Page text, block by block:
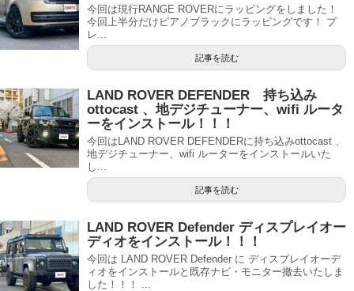
今回は現行RANGE ROVERにラッピングをしました！
今回上半分だけピアノブラックにラッピングです！ プ
レ...
記事を読む
LAND ROVER DEFENDER 持ち込み
ottocast 、地デジチューナー、wifi ルータ
ーをインストール！！！
今回はLAND ROVER DEFENDERに持ち込みottocast 、
地デジチューナー、wifi ルーターをインストールいた
し...
記事を読む
LAND ROVER Defender ディスプレイオー
ディオをインストール！！！
今回は LAND ROVER Defender に ディスプレイオーデ
ィオをインストールと既存ナビ・モニター撤去いたしま
した！！！ ...